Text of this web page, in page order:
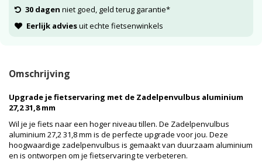
30 dagen niet goed, geld terug garantie*
Eerlijk adviesuit echte fietsenwinkels
Omschrijving
Upgrade je fietservaring met de Zadelpenvulbus aluminium
27,2 31,8 mm
Wil je je fiets naar een hoger niveau tillen. De Zadelpenvulbus
aluminium 27,2 31,8 mm is de perfecte upgrade voor jou. Deze
hoogwaardige zadelpenvulbus is gemaakt van duurzaam aluminium
en is ontworpen om je fietservaring te verbeteren.